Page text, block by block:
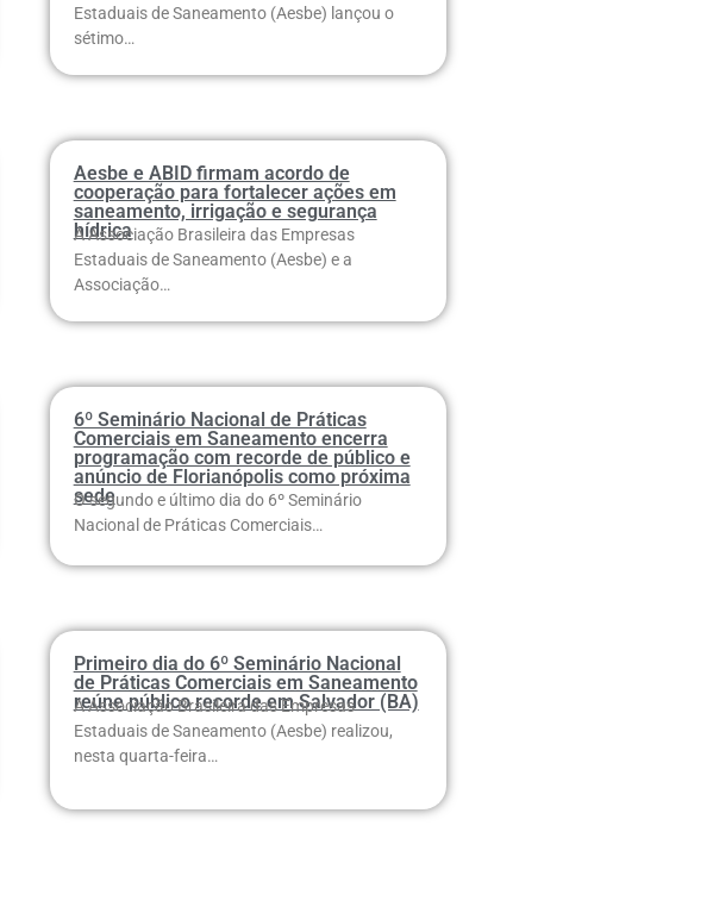
Estaduais de Saneamento (Aesbe) lançou o
sétimo…
Aesbe e ABID firmam acordo de
cooperação para fortalecer ações em
saneamento, irrigação e segurança
hídrica
A Associação Brasileira das Empresas
Estaduais de Saneamento (Aesbe) e a
Associação…
6º Seminário Nacional de Práticas
Comerciais em Saneamento encerra
programação com recorde de público e
anúncio de Florianópolis como próxima
sede
O segundo e último dia do 6º Seminário
Nacional de Práticas Comerciais…
Primeiro dia do 6º Seminário Nacional
de Práticas Comerciais em Saneamento
reúne público recorde em Salvador (BA)
A Associação Brasileira das Empresas
Estaduais de Saneamento (Aesbe) realizou,
nesta quarta-feira…